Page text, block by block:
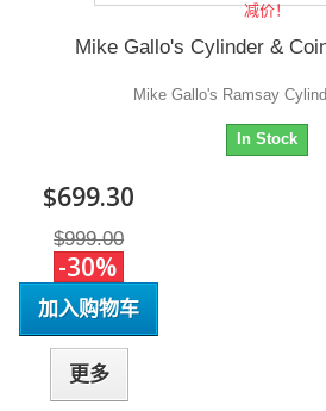
减价！
Mike Gallo's Cylinder &
Mike Gallo's Ramsay
In Stock
$699.30
$999.00
-30%
加入购物车
更多